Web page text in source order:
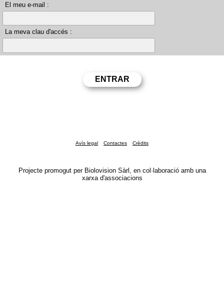
El meu e-mail :
La meva clau d'accés :
Avís legal Contactes Crèdits
Projecte promogut per Biolovision Sàrl, en col·laboració amb una
xarxa d'associacions